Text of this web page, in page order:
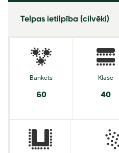
Telpas ietilpība (cilvēki)
Bankets
60
Klase
40